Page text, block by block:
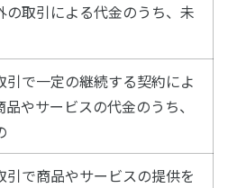
の取引による代金のうち、未
引で一定の継続する契約によ
やサービスの代金のうち、
引で商品やサービスの提供を